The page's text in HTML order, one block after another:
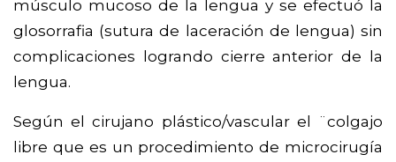
músculo mucoso de la lengua y se efectuó la
glosorrafia (sutura de laceración de lengua) sin
complicaciones logrando cierre anterior de la
lengua.
Según el cirujano plástico/vascular el ¨colgajo
libre que es un procedimiento de microcirugía